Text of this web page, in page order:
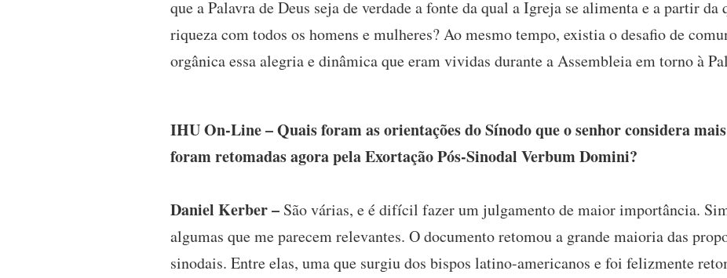
que a Palavra de Deus seja de verdade a fonte da qual a Igreja se alimenta e a partir
riqueza com todos os homens e mulheres? Ao mesmo tempo, existia o desafio de
orgânica essa alegria e dinâmica que eram vividas durante a Assembleia em torno à
IHU On-Line – Quais foram as orientações do Sínodo que o senhor considera
foram retomadas agora pela Exortação Pós-Sinodal Verbum Domini?
Daniel Kerber – São várias, e é difícil fazer um julgamento de maior importância.
algumas que me parecem relevantes. O documento retomou a grande maioria das
sinodais. Entre elas, uma que surgiu dos bispos latino-americanos e foi felizmente